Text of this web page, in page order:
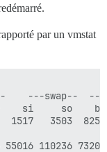
par un vmstat
---swap--
si     so
1517   3503